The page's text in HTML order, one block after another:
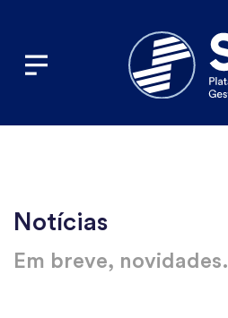
Toggle navigation
Notícias
Em breve, novidades.